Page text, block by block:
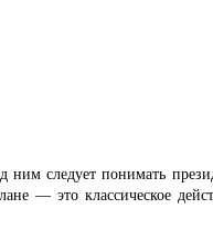
следует понимать
— это классическое